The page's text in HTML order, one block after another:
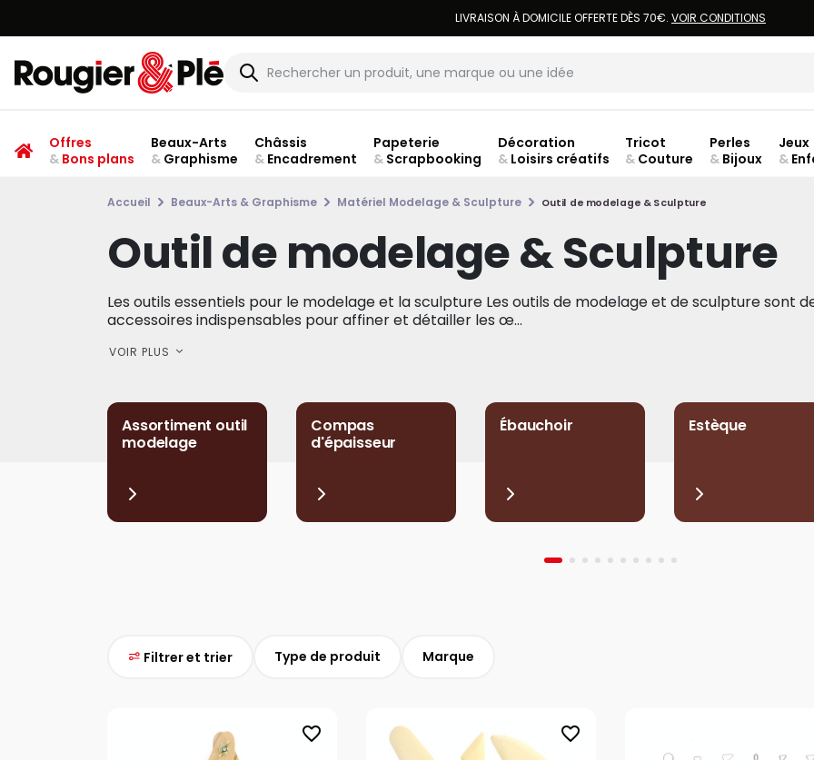
LIVRAISON À DOMICILE OFFERTE DÈS 70€. VOIR CONDITIONS
Offres
&Bons plans
Beaux-Arts
&Graphisme
Châssis
&Encadrement
Papeterie
&Scrapbooking
Décoration
&Loisirs créatifs
Tricot
& Couture
Perles
& Bijoux
Jeux
&
Accueil Beaux-Arts & Graphisme Matériel Modelage & Sculpture Outil de modelage & Sculpture
Outil de modelage & Sculpture
Les outils essentiels pour le modelage et la sculpture Les outils de modelage et de sculpture sont
accessoires indispensables pour affiner et détailler les œ...
VOIR PLUS
Assortiment outil
modelage
Compas
d'épaisseur
Ébauchoir Estèque
Filtrer et trier Type de produit Marque
favorite_border favorite_border